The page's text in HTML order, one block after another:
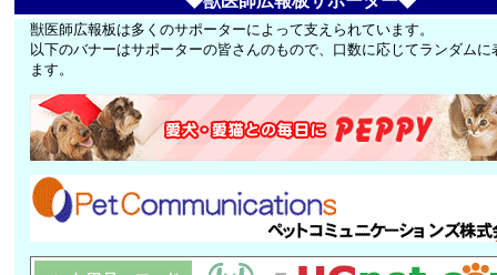
獣医師広報板は多くのサポーターによって支えられています。
以下のバナーはサポーターの皆さんのもので、口数に応じてランダムに
ます。